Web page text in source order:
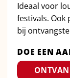
Ideaal voor
festivals. Ook
bij
DOE EEN